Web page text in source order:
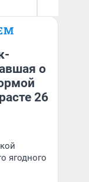
о
26
ягодного